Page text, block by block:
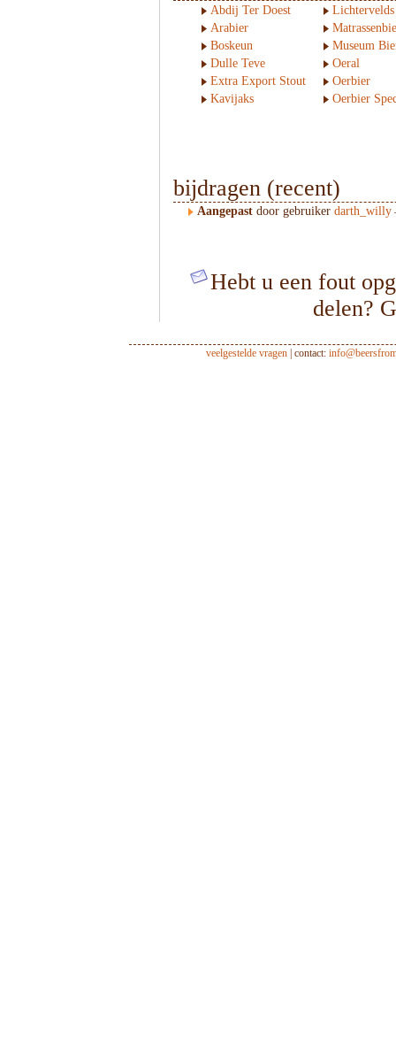
Abdij Ter Doest
Arabier
Boskeun
Dulle Teve
Extra Export Stout
Kavijaks
Museum
Oeral
Oerbier
Oerbier
bijdragen (recent)
Aangepast door gebruiker darth_willy
Hebt u een fout
delen?
veelgestelde vragen | contact: